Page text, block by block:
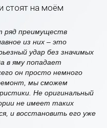
стоят на моём
ряд преимуществ
из них – это
удар без значимых
в яму попадает
он просто немного
мы сможем
Не оригинальный
не имеет таких
и восстановить его уже